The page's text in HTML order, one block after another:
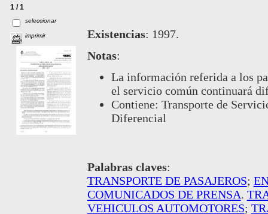
1 / 1
seleccionar
imprimir Existencias: 1997.
Notas:
La información referida a los
el servicio común continuará
Contiene: Transporte de
Diferencial
Palabras claves:
TRANSPORTE DE PASAJEROS;
COMUNICADOS DE PRENSA.
VEHICULOS AUTOMOTORES;